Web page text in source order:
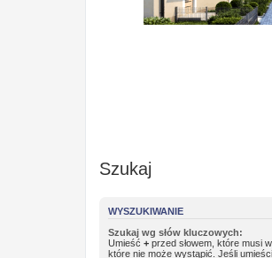
Szukaj
WYSZUKIWANIE
Szukaj wg słów kluczowych:
Umieść + przed słowem, które musi
które nie może wystąpić. Jeśli